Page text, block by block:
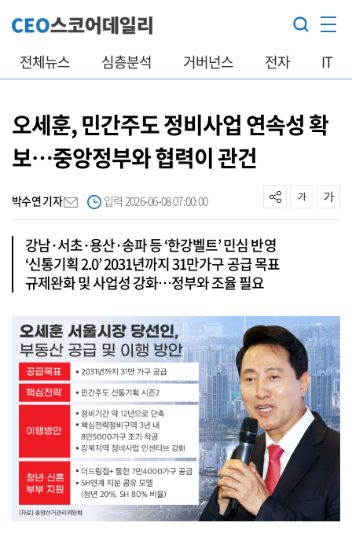
전체뉴스 심층분석 거버넌스 전자 IT
오세훈, 민간주도 정비사업 연속성 확
보…중앙정부와 협력이 관건
박수연 기자 입력 2026-06-08 07:00:00
강남·서초·용산·송파 등 ‘한강벨트’ 민심 반영
‘신통기획 2.0’ 2031년까지 31만가구 공급 목표
규제완화 및 사업성 강화…정부와 조율 필요